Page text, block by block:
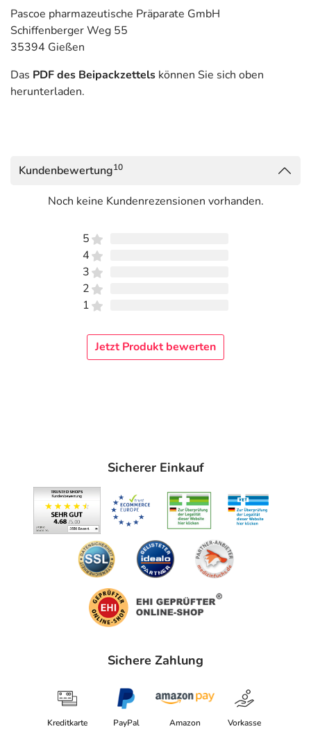
Pascoe pharmazeutische Präparate GmbH
Schiffenberger Weg 55
35394 Gießen
Das PDF des Beipackzettels können Sie sich oben
herunterladen.
Kundenbewertung10
Noch keine Kundenrezensionen vorhanden.
5
4
3
2
1
Jetzt Produkt bewerten
Sicherer Einkauf
Sichere Zahlung
Kreditkarte PayPal Amazon Vorkasse